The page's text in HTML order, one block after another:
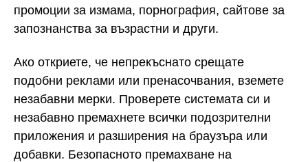
промоции за измама, порнография, сайтове за
запознанства за възрастни и други.
Ако откриете, че непрекъснато срещате
подобни реклами или пренасочвания, вземете
незабавни мерки. Проверете системата си и
незабавно премахнете всички подозрителни
приложения и разширения на браузъра или
добавки. Безопасното премахване на